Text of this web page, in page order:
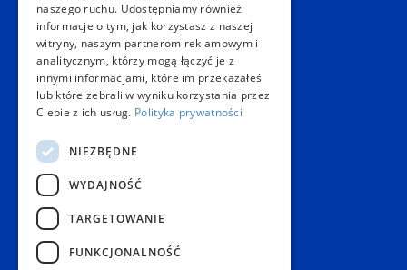
Dział Obsługi Klienta Warszawa
Czynne: NON-STOP
Telefon:+48 22 628 62 52
E-mail: kontakt@copygeneral.pl
Punkty
Aleje Jerozolimskie 93
02-001 Warszawa
Czynne:
Pon. - Sob.: 08:00 - 20:00
Niedz.: nieczynne
Popularne produkty
naszego ruchu. Udostępniamy również
informacje o tym, jak korzystasz z naszej
witryny, naszym partnerom reklamowym i
analitycznym, którzy mogą łączyć je z
innymi informacjami, które im przekazałeś
lub które zebrali w wyniku korzystania przez
Ciebie z ich usług. Polityka prywatności
NIEZBĘDNE
WYDAJNOŚĆ
TARGETOWANIE
FUNKCJONALNOŚĆ